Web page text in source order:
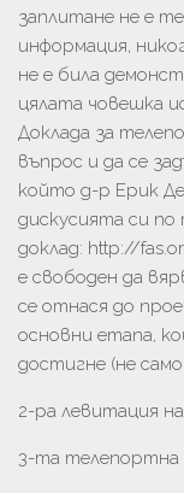
заплитане не е
информация,
не е била
цялата човешка
Доклада за
въпрос и да се
който д-р Ерик
дискусията си
доклад: http://
е свободен да
се отнася до
основни етапа,
достигне (не
2-ра левитация
3-та телепортна